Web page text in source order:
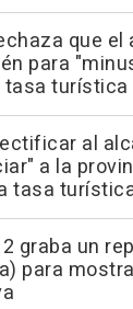
que el
para
tasa turística
al
a la
tasa
graba un
para